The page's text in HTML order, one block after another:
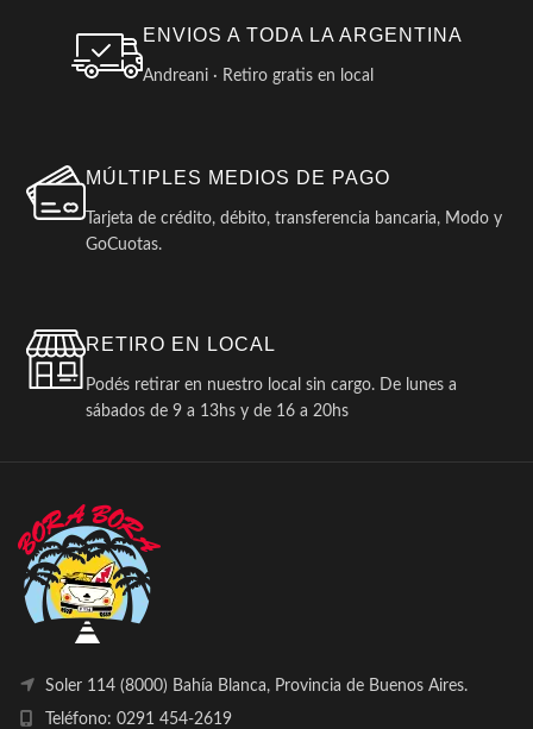
ENVIOS A TODA LA ARGENTINA
Andreani · Retiro gratis en local
MÚLTIPLES MEDIOS DE PAGO
Tarjeta de crédito, débito, transferencia bancaria, Modo y
GoCuotas.
RETIRO EN LOCAL
Podés retirar en nuestro local sin cargo. De lunes a
sábados de 9 a 13hs y de 16 a 20hs
Soler 114 (8000) Bahía Blanca, Provincia de Buenos Aires.
Teléfono: 0291 454-2619